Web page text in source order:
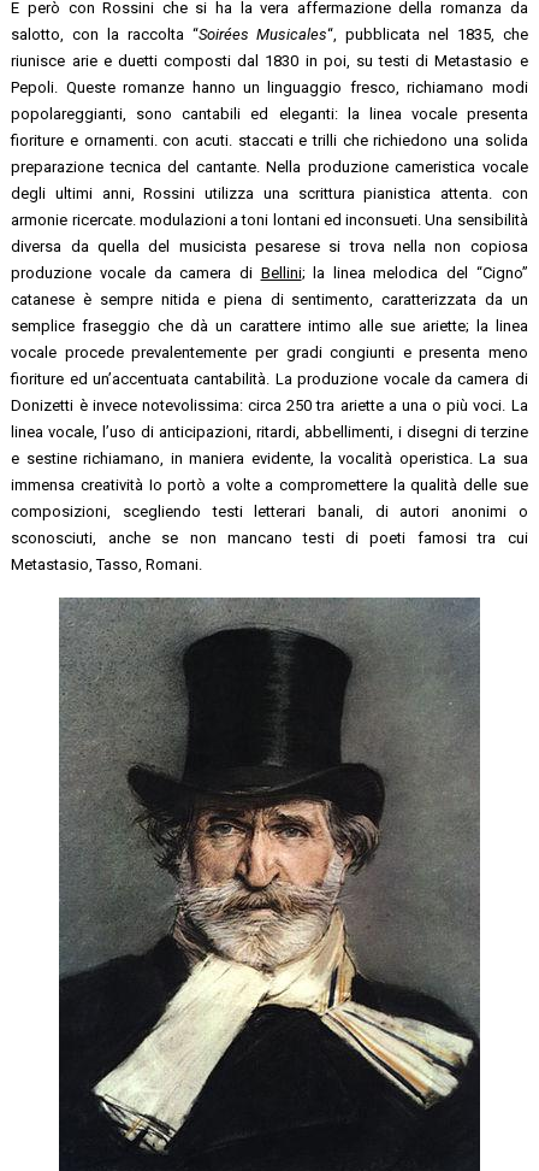
E però con Rossini che si ha la vera affermazione della romanza da
salotto, con la raccolta “Soirées Musicales“, pubblicata nel 1835, che
riunisce arie e duetti composti dal 1830 in poi, su testi di Metastasio e
Pepoli. Queste romanze hanno un linguaggio fresco, richiamano modi
popolareggianti, sono cantabili ed eleganti: la linea vocale presenta
fioriture e ornamenti. con acuti. staccati e trilli che richiedono una solida
preparazione tecnica del cantante. Nella produzione cameristica vocale
degli ultimi anni, Rossini utilizza una scrittura pianistica attenta. con
armonie ricercate. modulazioni a toni lontani ed inconsueti. Una sensibilità
diversa da quella del musicista pesarese si trova nella non copiosa
produzione vocale da camera di Bellini; la linea melodica del “Cigno”
catanese è sempre nitida e piena di sentimento, caratterizzata da un
semplice fraseggio che dà un carattere intimo alle sue ariette; la linea
vocale procede prevalentemente per gradi congiunti e presenta meno
fioriture ed un’accentuata cantabilità. La produzione vocale da camera di
Donizetti è invece notevolissima: circa 250 tra ariette a una o più voci. La
linea vocale, l’uso di anticipazioni, ritardi, abbellimenti, i disegni di terzine
e sestine richiamano, in maniera evidente, la vocalità operistica. La sua
immensa creatività Io portò a volte a compromettere la qualità delle sue
composizioni, scegliendo testi letterari banali, di autori anonimi o
sconosciuti, anche se non mancano testi di poeti famosi tra cui
Metastasio, Tasso, Romani.